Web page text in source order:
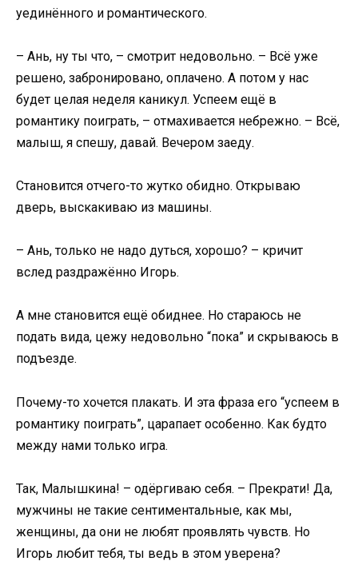
уединённого и романтического.
– Ань, ну ты что, – смотрит недовольно. – Всё уже
решено, забронировано, оплачено. А потом у нас
будет целая неделя каникул. Успеем ещё в
романтику поиграть, – отмахивается небрежно. – Всё,
малыш, я спешу, давай. Вечером заеду.
Становится отчего-то жутко обидно. Открываю
дверь, выскакиваю из машины.
– Ань, только не надо дуться, хорошо? – кричит
вслед раздражённо Игорь.
А мне становится ещё обиднее. Но стараюсь не
подать вида, цежу недовольно “пока” и скрываюсь в
подъезде.
Почему-то хочется плакать. И эта фраза его “успеем в
романтику поиграть”, царапает особенно. Как будто
между нами только игра.
Так, Малышкина! – одёргиваю себя. – Прекрати! Да,
мужчины не такие сентиментальные, как мы,
женщины, да они не любят проявлять чувств. Но
Игорь любит тебя, ты ведь в этом уверена?